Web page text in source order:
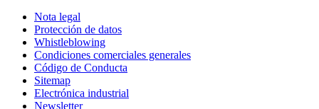
Nota legal
Protección de datos
Whistleblowing
Condiciones comerciales generales
Código de Conducta
Sitemap
Electrónica industrial
Newsletter